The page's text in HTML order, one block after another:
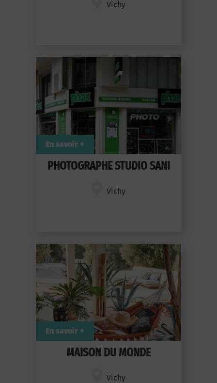
Vichy
PHOTOGRAPHE STUDIO SANI
Vichy
En savoir +
MAISON DU MONDE
Vichy
En savoir +